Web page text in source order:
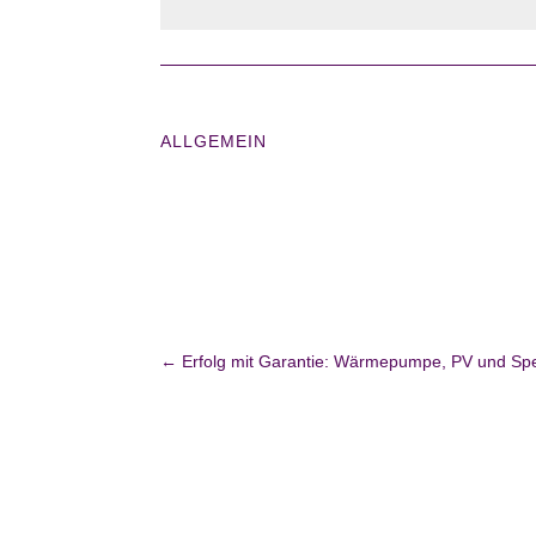
ALLGEMEIN
← Erfolg mit Garantie: Wärmepumpe, PV und